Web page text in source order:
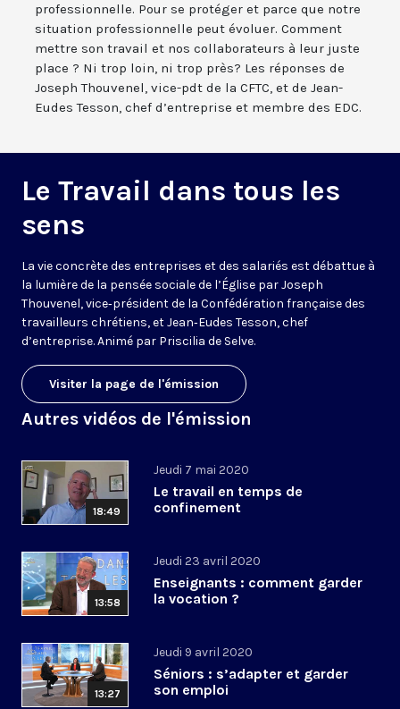
professionnelle. Pour se protéger et parce que notre
situation professionnelle peut évoluer. Comment
mettre son travail et nos collaborateurs à leur juste
place ? Ni trop loin, ni trop près? Les réponses de
Joseph Thouvenel, vice-pdt de la CFTC, et de Jean-
Eudes Tesson, chef d’entreprise et membre des EDC.
Le Travail dans tous les
sens
La vie concrète des entreprises et des salariés est débattue à
la lumière de la pensée sociale de l’Église par Joseph
Thouvenel, vice‑président de la Confédération française des
travailleurs chrétiens, et Jean‑Eudes Tesson, chef
d’entreprise. Animé par Priscilia de Selve.
Visiter la page de l'émission
Autres vidéos de l'émission
18:49
Jeudi 7 mai 2020
Le travail en temps de
confinement
13:58
Jeudi 23 avril 2020
Enseignants : comment garder
la vocation ?
13:27
Jeudi 9 avril 2020
Séniors : s’adapter et garder
son emploi